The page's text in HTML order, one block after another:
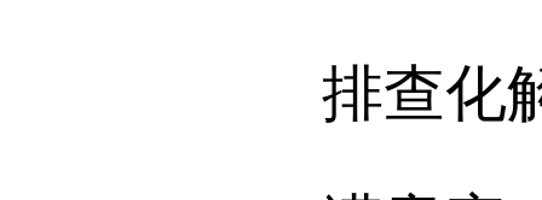
排查化